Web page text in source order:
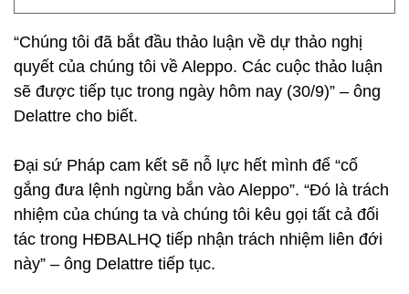
“Chúng tôi đã bắt đầu thảo luận về dự thảo nghị
quyết của chúng tôi về Aleppo. Các cuộc thảo luận
sẽ được tiếp tục trong ngày hôm nay (30/9)” – ông
Delattre cho biết.
Đại sứ Pháp cam kết sẽ nỗ lực hết mình để “cố
gắng đưa lệnh ngừng bắn vào Aleppo”. “Đó là trách
nhiệm của chúng ta và chúng tôi kêu gọi tất cả đối
tác trong HĐBALHQ tiếp nhận trách nhiệm liên đới
này” – ông Delattre tiếp tục.